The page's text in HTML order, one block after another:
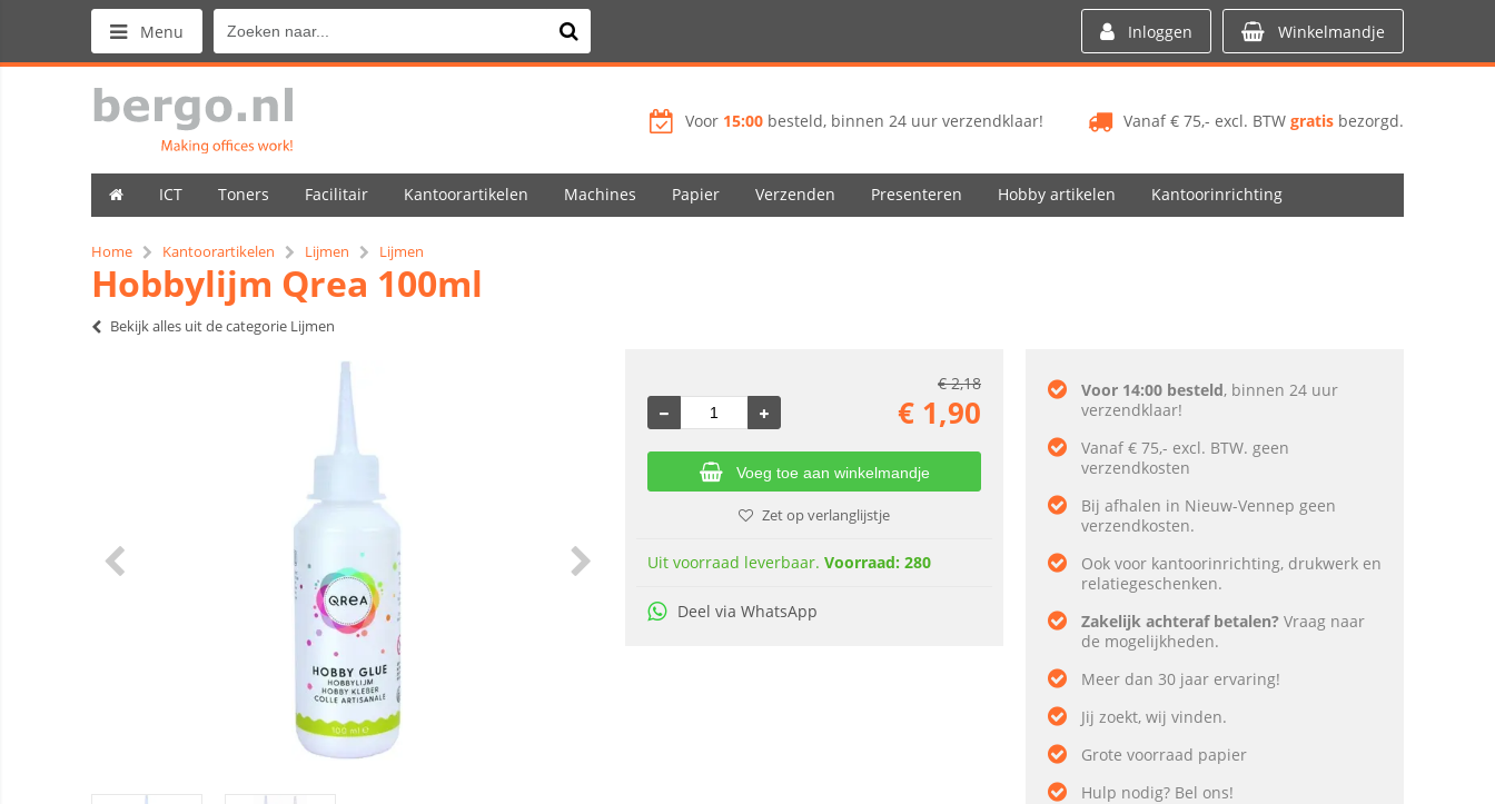
Menu Inloggen Winkelmandje
Vanaf € 75,- excl. BTW gratis bezorgd.
Voor 15:00 besteld, binnen 24 uur verzendklaar!
ICT Toners Facilitair Kantoorartikelen Machines Papier Verzenden Presenteren Hobby artikelen Kantoorinrichting
Home Kantoorartikelen Lijmen Lijmen
Hobbylijm Qrea 100ml
Bekijk alles uit de categorie Lijmen
€2,18
€ 1,90
Voeg toe aan winkelmandje
Zet op verlanglijstje
Uit voorraad leverbaar. Voorraad: 280
Deel via WhatsApp
Voor 14:00 besteld, binnen 24 uur
verzendklaar!
Vanaf € 75,- excl. BTW. geen
verzendkosten
Bij afhalen in Nieuw-Vennep geen
verzendkosten.
Ook voor kantoorinrichting, drukwerk en
relatiegeschenken.
Zakelijk achteraf betalen? Vraag naar
de mogelijkheden.
Meer dan 30 jaar ervaring!
Jij zoekt, wij vinden.
Grote voorraad papier
Hulp nodig? Bel ons!